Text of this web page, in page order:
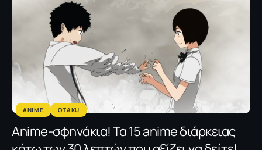
ANIME OTAKU
Αnime-σφηνάκια! Τα 15 anime διάρκειας